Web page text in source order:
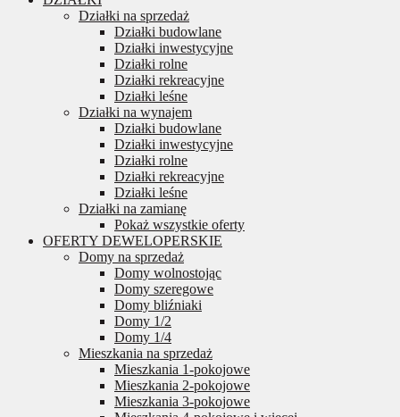
Działki na sprzedaż
Działki budowlane
Działki inwestycyjne
Działki rolne
Działki rekreacyjne
Działki leśne
Działki na wynajem
Działki budowlane
Działki inwestycyjne
Działki rolne
Działki rekreacyjne
Działki leśne
Działki na zamianę
Pokaż wszystkie oferty
OFERTY DEWELOPERSKIE
Domy na sprzedaż
Domy wolnostojąc
Domy szeregowe
Domy bliźniaki
Domy 1/2
Domy 1/4
Mieszkania na sprzedaż
Mieszkania 1-pokojowe
Mieszkania 2-pokojowe
Mieszkania 3-pokojowe